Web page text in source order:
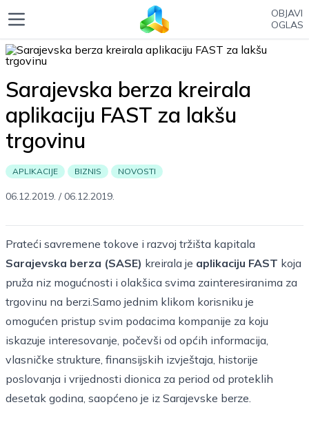
OBJAVI
OGLAS
Sarajevska berza kreirala
aplikaciju FAST za lakšu
trgovinu
APLIKACIJE BIZNIS NOVOSTI
06.12.2019. /06.12.2019.
Prateći savremene tokove i razvoj tržišta kapitala
Sarajevska berza (SASE) kreirala je aplikaciju FAST koja
pruža niz mogućnosti i olakšica svima zainteresiranima za
trgovinu na berzi.Samo jednim klikom korisniku je
omogućen pristup svim podacima kompanije za koju
iskazuje interesovanje, počevši od općih informacija,
vlasničke strukture, finansijskih izvještaja, historije
poslovanja i vrijednosti dionica za period od proteklih
desetak godina, saopćeno je iz Sarajevske berze.